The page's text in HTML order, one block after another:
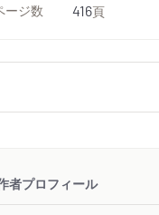
ージ数 416頁
者プロフィール